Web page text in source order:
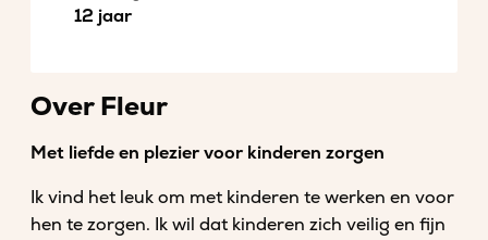
12 jaar
Over Fleur
Met liefde en plezier voor kinderen zorgen
Ik vind het leuk om met kinderen te werken en voor
hen te zorgen. Ik wil dat kinderen zich veilig en fijn